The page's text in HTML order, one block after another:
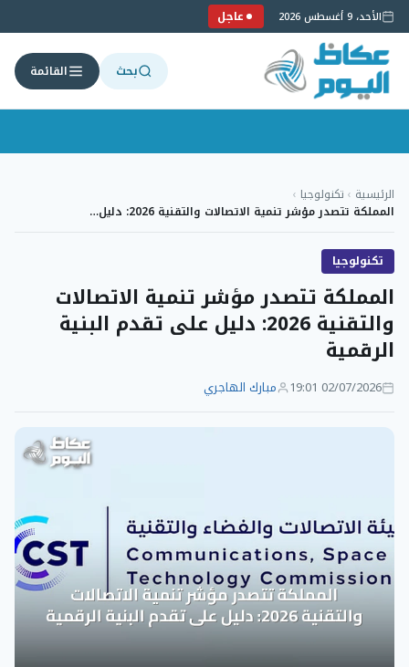
الأحد، 9 أغسطس 2026 عاجل
بحث القائمة
إلى
المحتوى
الرئيسية › تكنولوجيا ›
المملكة تتصدر مؤشر تنمية الاتصالات والتقنية 2026: دليل…
تكنولوجيا
المملكة تتصدر مؤشر تنمية الاتصالات
والتقنية 2026: دليل على تقدم البنية
الرقمية
02/07/2026 19:01 مبارك الهاجري